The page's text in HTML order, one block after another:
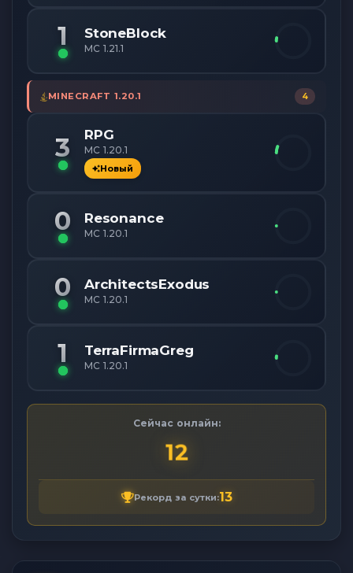
1 StoneBlock
MC 1.21.1
MINECRAFT 1.20.1 4
3 RPG
MC 1.20.1
Новый
0 Resonance
MC 1.20.1
0 ArchitectsExodus
MC 1.20.1
1 TerraFirmaGreg
MC 1.20.1
Сейчас онлайн:
12
Рекорд за сутки:13